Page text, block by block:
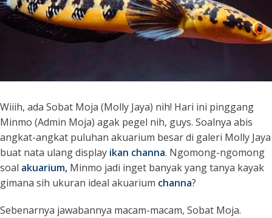
Wiiih, ada Sobat Moja (Molly Jaya) nih! Hari ini pinggang
Minmo (Admin Moja) agak pegel nih, guys. Soalnya abis
angkat-angkat puluhan akuarium besar di galeri Molly Jaya
buat nata ulangdisplay ikan channa. Ngomong-ngomong
soal akuarium, Minmo jadi inget banyak yang tanya kayak
gimana sih ukuran ideal akuarium channa?
Sebenarnya jawabannya macam-macam, Sobat Moja.